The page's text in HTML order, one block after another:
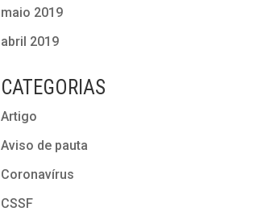
maio 2019
abril 2019
CATEGORIAS
Artigo
Aviso de pauta
Coronavírus
CSSF